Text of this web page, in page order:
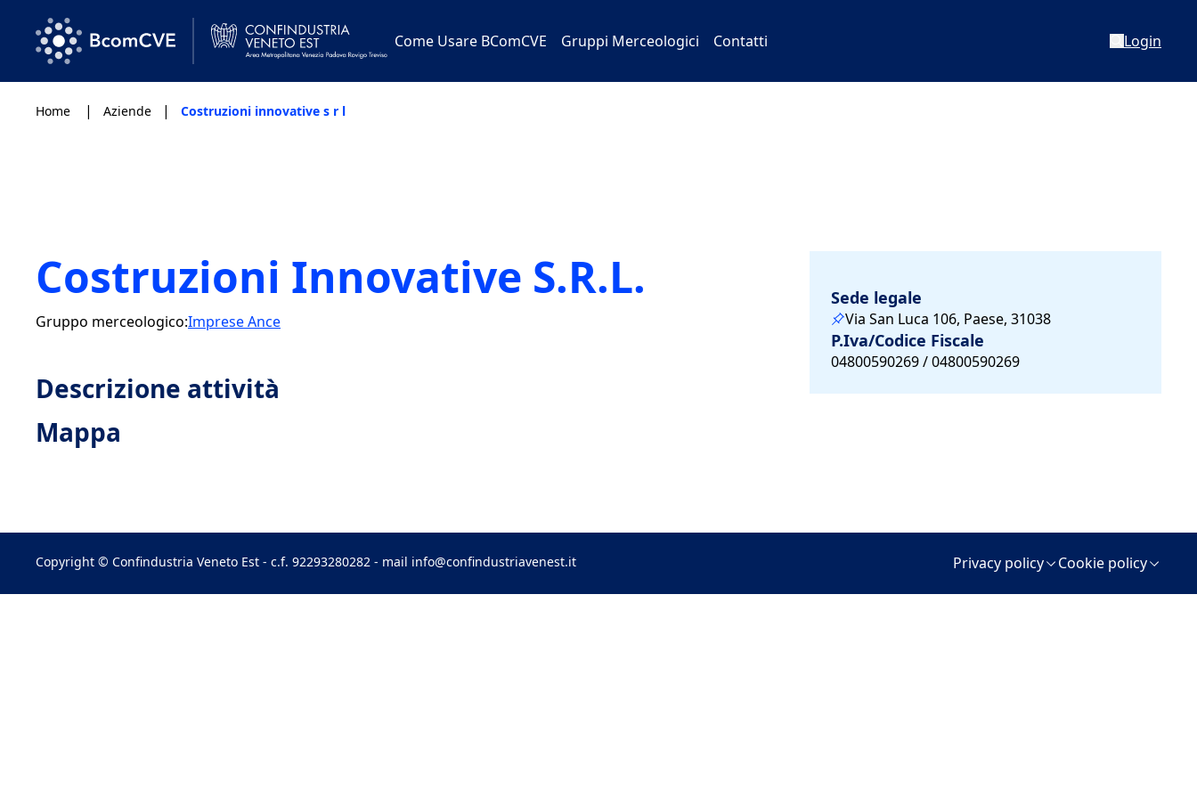
Come Usare BComCVE Gruppi Merceologici Contatti Login
Home | Aziende | Costruzioni innovative s r l
Costruzioni Innovative S.R.L.
Gruppo merceologico:Imprese Ance
Descrizione attività
Mappa
Sede legale
Via San Luca 106, Paese, 31038
P.Iva/Codice Fiscale
04800590269 / 04800590269
Copyright © Confindustria Veneto Est - c.f. 92293280282 - mail info@confindustriavenest.it Privacy policy Cookie policy